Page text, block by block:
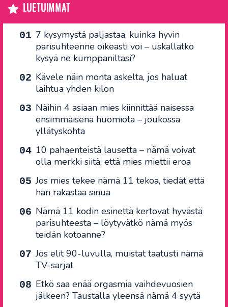
LUETUIMMAT
7 kysymystä paljastaa, kuinka hyvin
parisuhteenne oikeasti voi – uskallatko
kysyä ne kumppaniltasi?
Kävele näin monta askelta, jos haluat
laihtua yhden kilon
Näihin 4 asiaan mies kiinnittää naisessa
ensimmäisenä huomiota – joukossa
yllätyskohta
10 pahaenteistä lausetta – nämä voivat
olla merkki siitä, että mies miettii eroa
Jos mies tekee nämä 11 tekoa, tiedät että
hän rakastaa sinua
Nämä 11 kodin esinettä kertovat hyvästä
parisuhteesta – löytyvätkö nämä myös
teidän kotoanne?
Jos elit 90-luvulla, muistat taatusti nämä
TV-sarjat
Etkö saa enää orgasmia vaihdevuosien
jälkeen? Taustalla yleensä nämä 4 syytä